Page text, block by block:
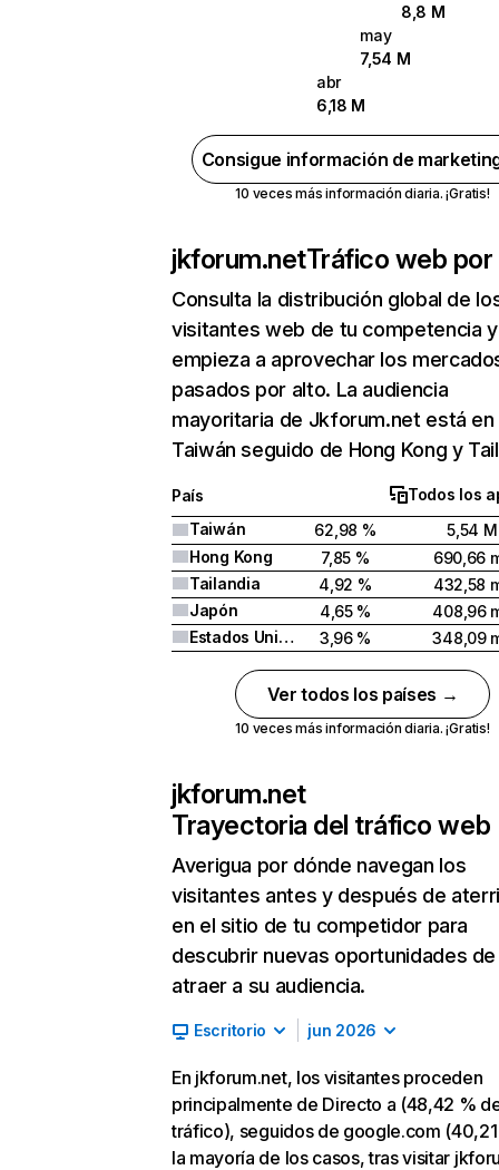
8,8 M
may
7,54 M
abr
6,18 M
Consigue información de
10 veces más información diaria. ¡Gratis!
jkforum.netTráfico web por
Consulta la distribución global de
visitantes web de tu competencia y
empieza a aprovechar los
pasados por alto. La audiencia
mayoritaria de Jkforum.net está en
Taiwán seguido de Hong Kong y
País
Todos los
Taiwán
62,98 %
5,54 M
Hong Kong
7,85 %
690,66
Tailandia
4,92 %
432,58
Japón
4,65 %
408,96
Estados Unidos
3,96 % 348,09
Ver todos los países →
10 veces más información diaria. ¡Gratis!
jkforum.net
Trayectoria del tráfico web
Averigua por dónde navegan los
visitantes antes y después de
en el sitio de tu competidor para
descubrir nuevas oportunidades de
atraer a su audiencia.
Escritorio jun 2026
En jkforum.net, los visitantes proceden
principalmente de Directo a (48,42 %
tráfico), seguidos de google.com (40,21
la mayoría de los casos, tras visitar